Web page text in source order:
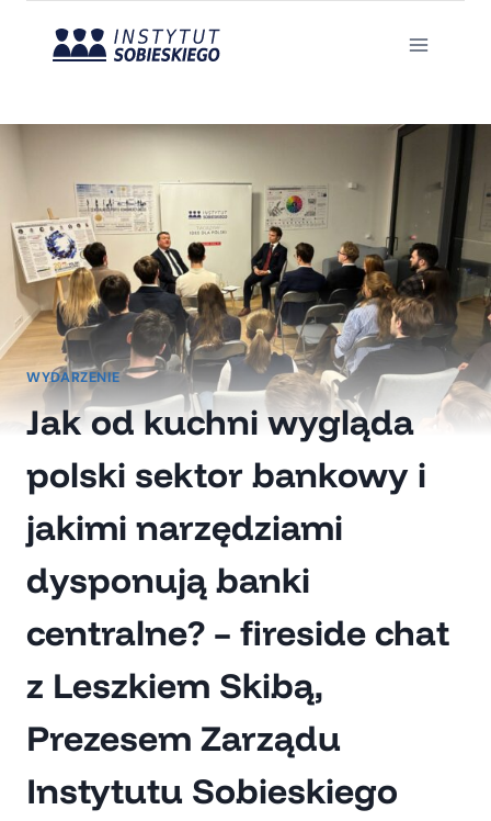
WYDARZENIE
Jak od kuchni wygląda
polski sektor bankowy i
jakimi narzędziami
dysponują banki
centralne? – fireside chat
z Leszkiem Skibą,
Prezesem Zarządu
Instytutu Sobieskiego